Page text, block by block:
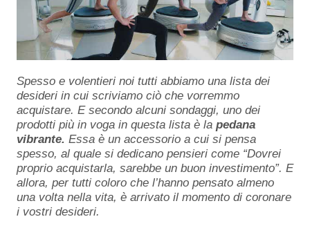
Spesso e volentieri noi tutti abbiamo una lista dei
desideri in cui scriviamo ciò che vorremmo
acquistare. E secondo alcuni sondaggi, uno dei
prodotti più in voga in questa lista è la pedana
vibrante. Essa è un accessorio a cui si pensa
spesso, al quale si dedicano pensieri come “Dovrei
proprio acquistarla, sarebbe un buon investimento”. E
allora, per tutti coloro che l’hanno pensato almeno
una volta nella vita, è arrivato il momento di coronare
i vostri desideri.